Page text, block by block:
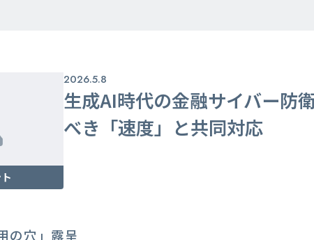
2026.5.8
生成AI時代の金融サイバー防
べき「速度」と共同対応
の穴」露呈